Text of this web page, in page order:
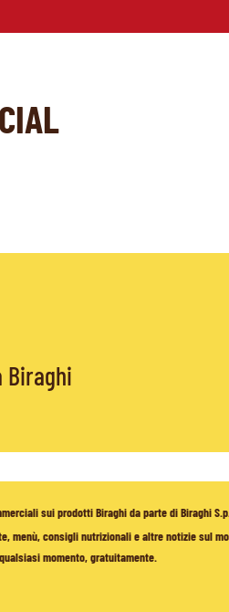
Biraghi
sui prodotti Biraghi da parte di Biraghi
menù, consigli nutrizionali e altre notizie sul
momento, gratuitamente.